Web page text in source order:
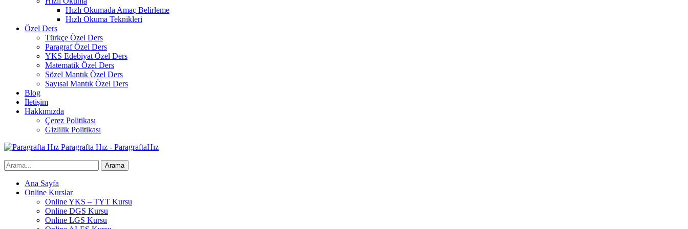
Hızlı Okumada Amaç Belirleme
Hızlı Okuma Teknikleri
Özel Ders
Türkçe Özel Ders
Paragraf Özel Ders
YKS Edebiyat Özel Ders
Matematik Özel Ders
Sözel Mantık Özel Ders
Sayısal Mantık Özel Ders
Blog
İletişim
Hakkımızda
Çerez Politikası
Gizlilik Politikası
Paragrafta Hız - ParagraftaHız
Ana Sayfa
Online Kurslar
Online YKS – TYT Kursu
Online DGS Kursu
Online LGS Kursu